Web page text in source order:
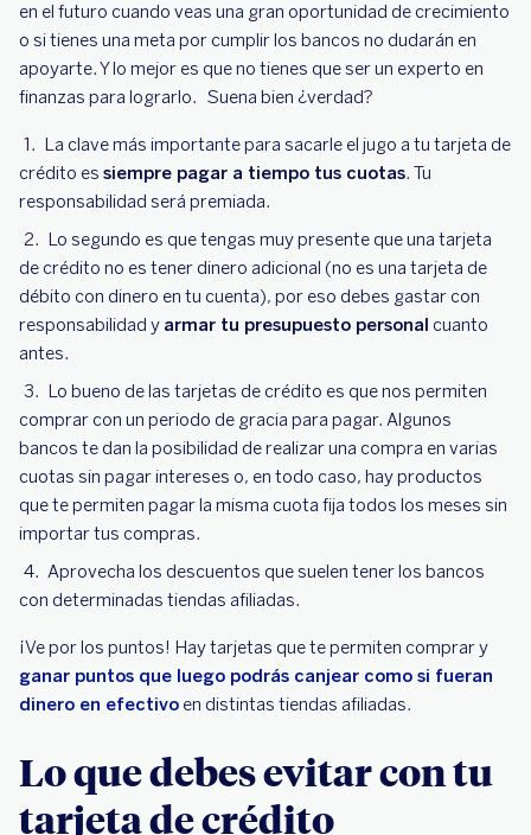
en el futuro cuando veas una gran oportunidad de crecimiento
o si tienes una meta por cumplir los bancos no dudarán en
apoyarte. Y lo mejor es que no tienes que ser un experto en
finanzas para lograrlo. Suena bien ¿verdad?
La clave más importante para sacarle el jugo a tu tarjeta de
crédito es siempre pagar a tiempo tus cuotas. Tu
responsabilidad será premiada.
Lo segundo es que tengas muy presente que una tarjeta
de crédito no es tener dinero adicional (no es una tarjeta de
débito con dinero en tu cuenta), por eso debes gastar con
responsabilidad y armar tu presupuesto personal cuanto
antes.
Lo bueno de las tarjetas de crédito es que nos permiten
comprar con un periodo de gracia para pagar. Algunos
bancos te dan la posibilidad de realizar una compra en varias
cuotas sin pagar intereses o, en todo caso, hay productos
que te permiten pagar la misma cuota fija todos los meses sin
importar tus compras.
Aprovecha los descuentos que suelen tener los bancos
con determinadas tiendas afiliadas.
¡Ve por los puntos! Hay tarjetas que te permiten comprar y
ganar puntos que luego podrás canjear como si fueran
dinero en efectivo en distintas tiendas afiliadas.
Lo que debes evitar con tu
tarjeta de crédito